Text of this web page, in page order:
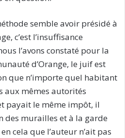
semble avoir présidé à
c’est l’insuffisance
l’avons constaté pour la
d’Orange, le juif est
que n’importe quel habitant
aux mêmes autorités
payait le même impôt, il
des murailles et à la garde
cela que l’auteur n’ait pas